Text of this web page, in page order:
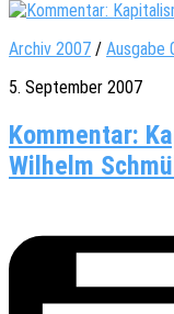
Archiv 2007 / Ausgabe
5. September 2007
Kommentar:
Wilhelm